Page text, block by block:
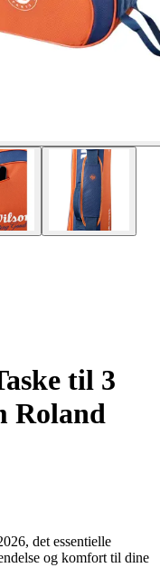
til 3
Roland
det essentielle
og komfort til dine